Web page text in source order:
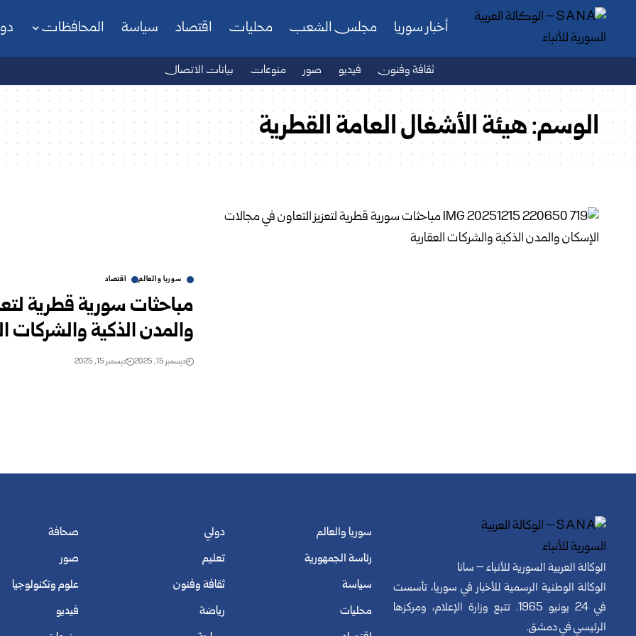
أخبار سوريا مجلس الشعب محليات اقتصاد سياسة المحافظات
ثقافة وفنون فيديو صور منوعات بيانات الاتصال
الوسم:هيئة الأشغال العامة القطرية
سوريا والعالم اقتصاد
مباحثات سورية قطرية
والمدن الذكية والشركات
ديسمبر 15, 2025 ديسمبر 15, 2025
الوكالة العربية السورية للأنباء – سانا
الوكالة الوطنية الرسمية للأخبار في سوريا، تأسست
في 24 يونيو 1965. تتبع وزارة الإعلام، ومركزها
الرئيسي في دمشق.
سوريا والعالم
رئاسة الجمهورية
سياسة
محليات
دولي
تعليم
ثقافة وفنون
رياضة
صحافة
صور
علوم وتكنولوجيا
فيديو